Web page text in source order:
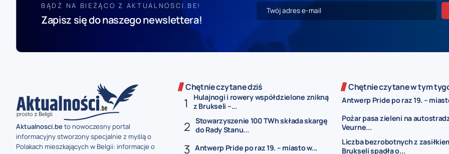
BĄDŹ NA BIEŻĄCO Z AKTUALNOSCI.BE!
Zapisz się do naszego newslettera!
Aktualnosci.beto nowoczesny portal
informacyjny stworzony specjalnie z myślą o
Polakach mieszkających w Belgii: informacje o
Chętnie czytane dziś
Hulajnogi i rowery współdzielone znikną
z Brukseli –...
Stowarzyszenie 100 TWh składa skargę
do Rady Stanu...
Antwerp Pride po raz 19. – miasto w...
Chętnie czytane w tym
Antwerp Pride po raz 19. –
Pożar pasa zieleni na
Veurne...
Liczba bezrobotnych z
Brukseli spadła o...